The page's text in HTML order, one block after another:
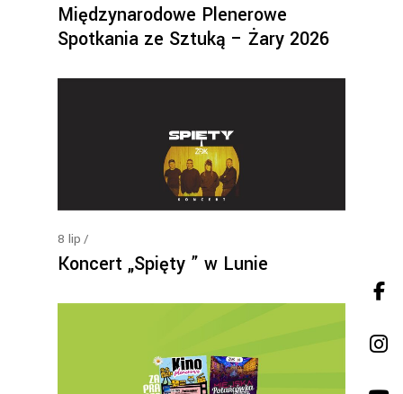
Międzynarodowe Plenerowe
Spotkania ze Sztuką – Żary 2026
8 lip
Koncert „Spięty ” w Lunie